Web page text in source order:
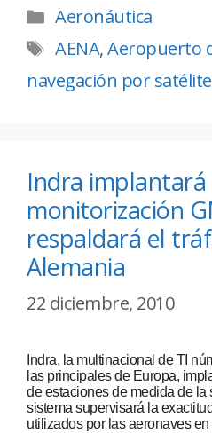
Aeronáutica
AENA,Aeropuerto
navegación por satélite
Indra
monitorización
respaldará el
Alemania
22 diciembre, 2010
Indra, la multinacional de TI
las principales de Europa,
de estaciones de medida de
sistema supervisará la
utilizados por las aeronaves